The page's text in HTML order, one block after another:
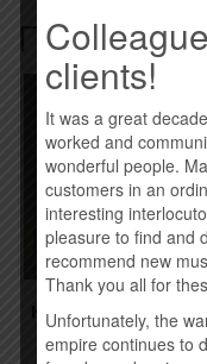
Похожие
DREAMER (2015)
260,00грн.
clients!
It was a great
worked and
wonderful people.
customers in an
interesting
pleasure to find and
recommend new
Thank you all for
Unfortunately, the
empire continues to